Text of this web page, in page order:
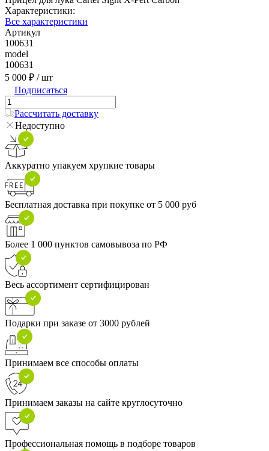
Характеристики:
Все характеристики
Артикул
100631
model
100631
5 000 ₽ / шт
Подписаться
Рассчитать доставку
Недоступно
Аккуратно упакуем хрупкие товары
Бесплатная доставка при покупке от 5 000 руб
Более 1 000 пунктов самовывоза по РФ
Весь ассортимент сертифицирован
Подарки при заказе от 3000 рублей
Принимаем все способы оплаты
Принимаем заказы на сайте круглосуточно
Профессиональная помощь в подборе товаров